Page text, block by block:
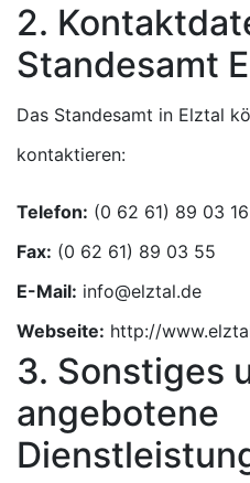
2.
Standesamt
Das Standesamt in Elztal
kontaktieren:
Telefon:
Fax:
E-Mail:
Webseite: http://
3. Sonstiges
angebotene